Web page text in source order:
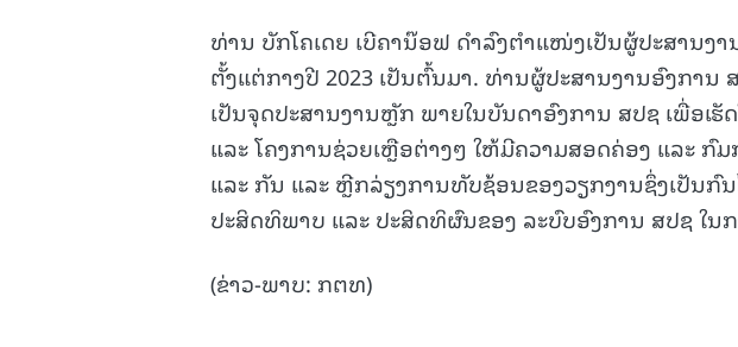
ທ່ານ ບັກໂຄເດຍ ເບີຄານ໊ອຟ ດຳລົງຕຳແໜ່ງເປັນຜູ້ປະສານງ
ຕັ້ງແຕ່ກາງປີ 2023 ເປັນຕົ້ນມາ. ທ່ານຜູ້ປະສານງານອົງກາ
ເປັນຈຸດປະສານງານຫຼັກ ພາຍໃນບັນດາອົງການ ສປຊ ເພື່ອເ
ແລະ ໂຄງການຊ່ວຍເຫຼືອຕ່າງໆ ໃຫ້ມີຄວາມສອດຄ່ອງ ແລະ
ແລະ ກັນ ແລະ ຫຼີກລ່ຽງການທັບຊ້ອນຂອງວຽກງານຊຶ່ງເປັນກົ
ປະສິດທິພາບ ແລະ ປະສິດທິຜົນຂອງ ລະບົບອົງການ ສປຊ ໃ
(ຂ່າວ-ພາບ: ກຕທ)